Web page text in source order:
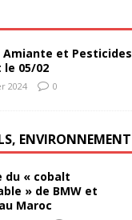
Amiante et Pesticides
le 05/02
2024 0
ENVIRONNEMENT
du « cobalt
» de BMW et
Maroc